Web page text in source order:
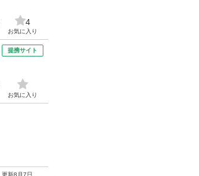
4
お気に入り
提携サイト
お気に入り
更新8月7日